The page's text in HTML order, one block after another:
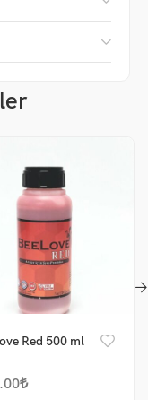
Red 500 ml
₺